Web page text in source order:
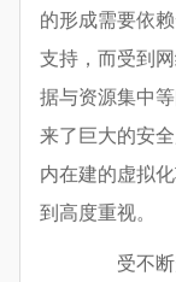
的形成需要依
支持，而受到
据与资源集中
来了巨大的安
内在建的虚拟
到高度重视。
受不断升